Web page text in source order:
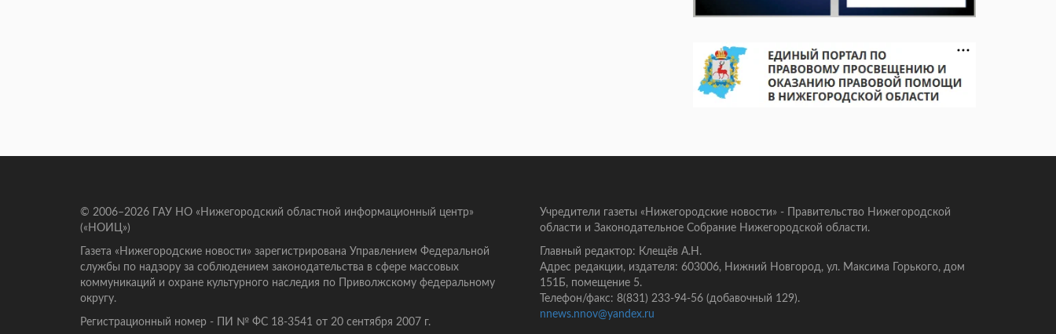
© 2006–2026 ГАУ НО «Нижегородский областной информационный центр»
(«НОИЦ»)
Газета «Нижегородские новости» зарегистрирована Управлением Федеральной
службы по надзору за соблюдением законодательства в сфере массовых
коммуникаций и охране культурного наследия по Приволжскому федеральному
округу.
Регистрационный номер - ПИ № ФС 18-3541 от 20 сентября 2007 г.
Учредители газеты «Нижегородские новости» - Правительство Нижегородской
области и Законодательное Собрание Нижегородской области.
Главный редактор: Клещёв А.Н.
Адрес редакции, издателя: 603006, Нижний Новгород, ул. Максима Горького, дом
151Б, помещение 5.
Телефон/факс: 8(831) 233-94-56 (добавочный 129).
nnews.nnov@yandex.ru